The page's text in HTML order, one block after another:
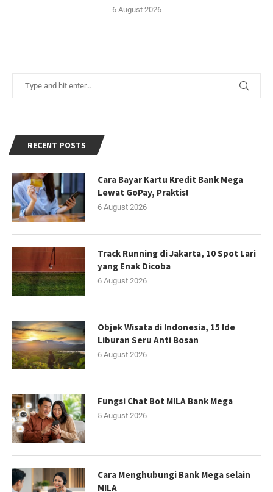
6 August 2026
RECENT POSTS
Cara Bayar Kartu Kredit Bank Mega
Lewat GoPay, Praktis!
6 August 2026
Track Running di Jakarta, 10 Spot Lari
yang Enak Dicoba
6 August 2026
Objek Wisata di Indonesia, 15 Ide
Liburan Seru Anti Bosan
6 August 2026
Fungsi Chat Bot MILA Bank Mega
5 August 2026
Cara Menghubungi Bank Mega selain
MILA